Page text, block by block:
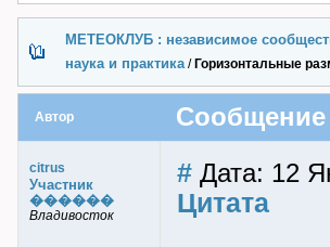
МЕТЕОКЛУБ : независимое
наука и практика/ Горизонтальные
Автор Сообщение
citrus
Участник
������
Владивосток
# Дата: 12
Цитата